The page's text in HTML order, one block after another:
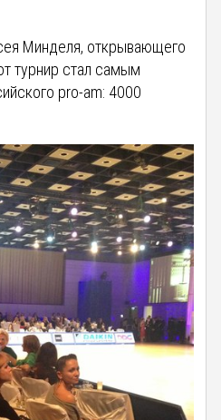
Минделя, открывающего
турнир стал самым
pro-am: 4000